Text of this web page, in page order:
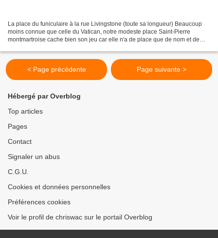
La place du funiculaire à la rue Livingstone (toute sa longueur) Beaucoup
moins connue que celle du Vatican, notre modeste place Saint-Pierre
montmartroise cache bien son jeu car elle n'a de place que de nom et de
< Page précédente Page suivante >
Hébergé par Overblog
Top articles
Pages
Contact
Signaler un abus
C.G.U.
Cookies et données personnelles
Préférences cookies
Voir le profil de chriswac sur le portail Overblog